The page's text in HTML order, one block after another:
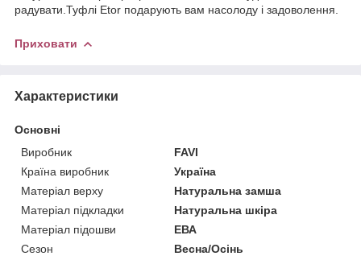
радувати.Туфлі Etor подарують вам насолоду і задоволення.
Приховати
Характеристики
Основні
Виробник
FAVI
Країна виробник
Україна
Матеріал верху
Натуральна замша
Матеріал підкладки
Натуральна шкіра
Матеріал підошви
ЕВА
Сезон
Весна/Осінь